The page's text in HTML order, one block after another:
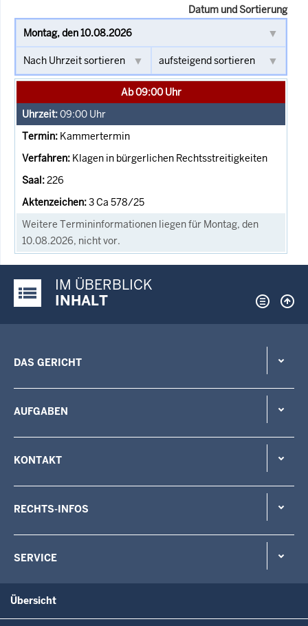
Datum und Sortierung
Ab 09:00 Uhr
09:00 Uhr
Kammertermin
Klagen in bürgerlichen Rechtsstreitigkeiten
226
3 Ca 578/25
Weitere Termininformationen liegen für Montag, den
10.08.2026, nicht vor.
Justiz-Portal im Überblick:
IM ÜBERBLICK
INHALT
DAS GERICHT
AUFGABEN
KONTAKT
RECHTS-INFOS
SERVICE
Übersicht